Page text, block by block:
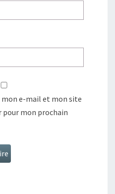
e-mail et mon site
pour mon prochain